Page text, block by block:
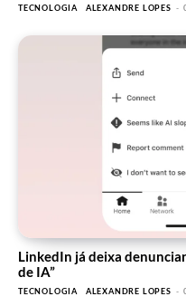
TECNOLOGIA ALEXANDRE LOPES -
LinkedIn já deixa
de IA”
TECNOLOGIA ALEXANDRE LOPES -